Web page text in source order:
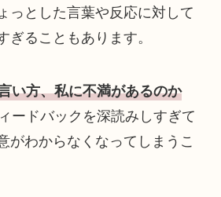
っとした言葉や反応に対して
ぎることもあります。
い方、私に不満があるのか
ードバックを深読みしすぎて
がわからなくなってしまうこ